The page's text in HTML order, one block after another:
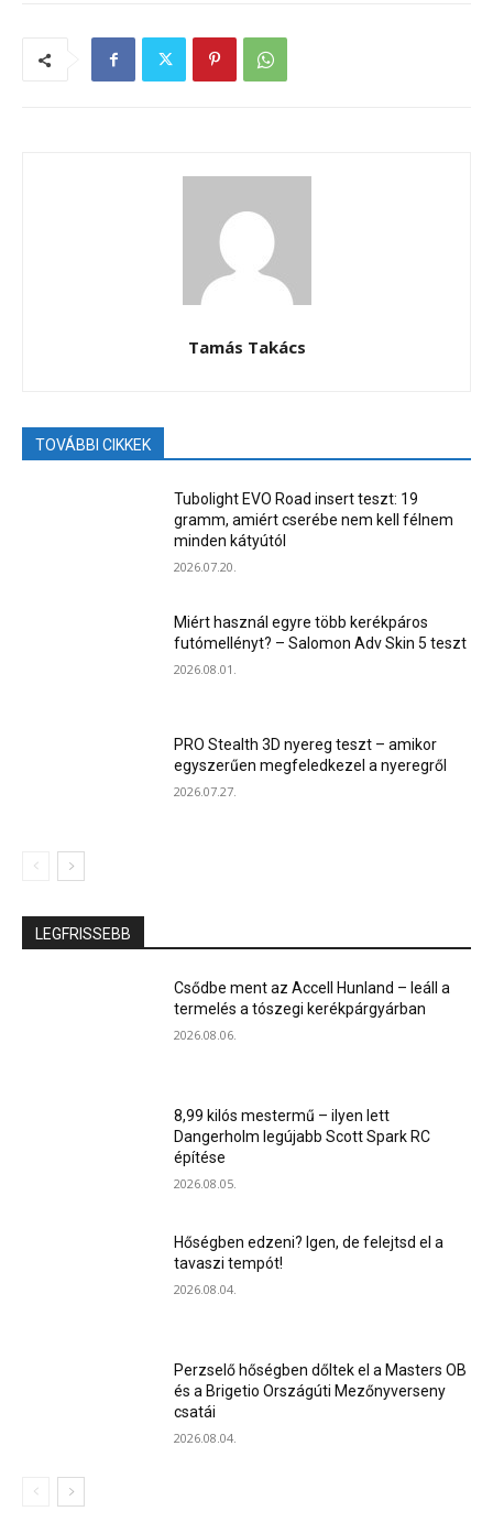
Tamás Takács
TOVÁBBI CIKKEK
Tubolight EVO Road insert teszt: 19
gramm, amiért cserébe nem kell félnem
minden kátyútól
2026.07.20.
Miért használ egyre több kerékpáros
futómellényt? – Salomon Adv Skin 5 teszt
2026.08.01.
PRO Stealth 3D nyereg teszt – amikor
egyszerűen megfeledkezel a nyeregről
2026.07.27.
LEGFRISSEBB
Csődbe ment az Accell Hunland – leáll a
termelés a tószegi kerékpárgyárban
2026.08.06.
8,99 kilós mestermű – ilyen lett
Dangerholm legújabb Scott Spark RC
építése
2026.08.05.
Hőségben edzeni? Igen, de felejtsd el a
tavaszi tempót!
2026.08.04.
Perzselő hőségben dőltek el a Masters OB
és a Brigetio Országúti Mezőnyverseny
csatái
2026.08.04.